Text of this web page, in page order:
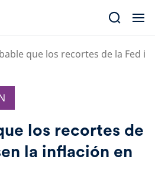
que los recortes de la Fed
los recortes de
la inflación en